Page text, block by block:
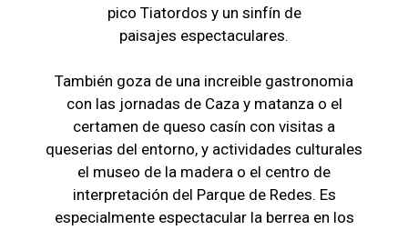
pico Tiatordos y un sinfín de
paisajes espectaculares.
También goza de una increible gastronomia
con las jornadas de Caza y matanza o el
certamen de queso casín con visitas a
queserias del entorno, y actividades culturales
el museo de la madera o el centro de
interpretación del Parque de Redes. Es
especialmente espectacular la berrea en los